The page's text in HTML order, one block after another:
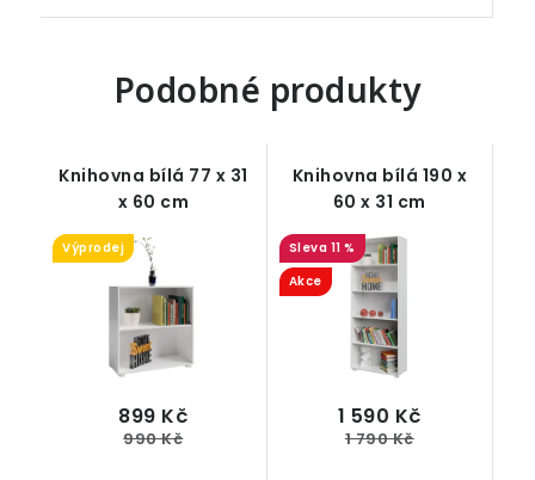
Podobné produkty
Knihovna bílá 77 x 31
x 60 cm
Výprodej
899 Kč
990 Kč
Knihovna bílá 190 x
60 x 31 cm
11 %
Akce
1 590 Kč
1 790 Kč